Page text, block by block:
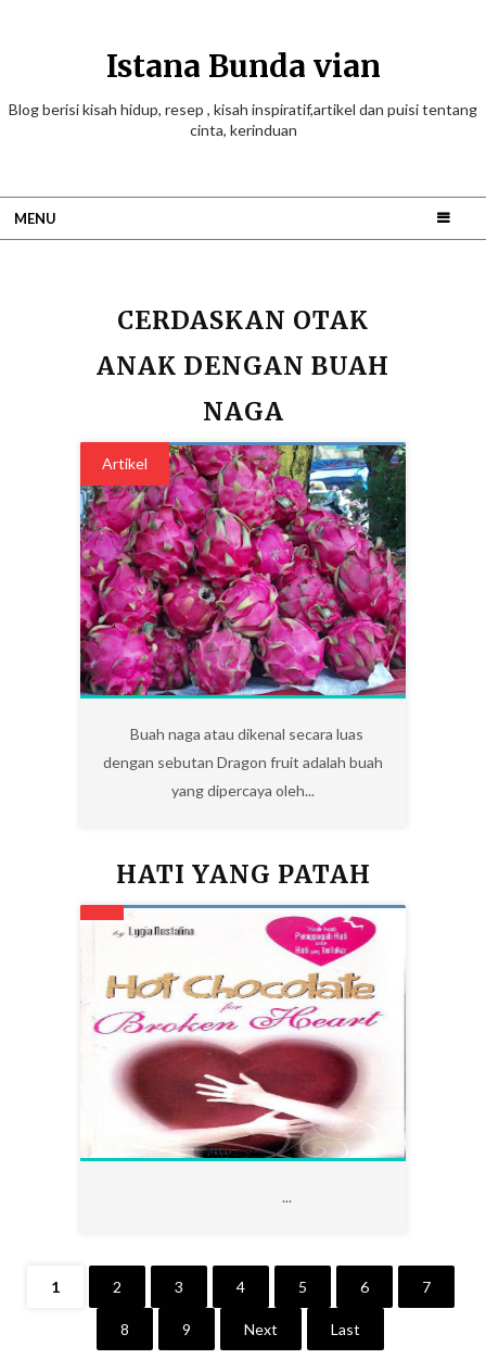
Istana Bunda vian
Blog berisi kisah hidup, resep , kisah inspiratif,artikel dan puisi tentang
cinta, kerinduan
MENU
CERDASKAN OTAK
ANAK DENGAN BUAH
NAGA
Buah naga atau dikenal secara luas
dengan sebutan Dragon fruit adalah buah
yang dipercaya oleh...
Artikel
HATI YANG PATAH
...
1 2 3 4 5 6 7
8 9 Next Last